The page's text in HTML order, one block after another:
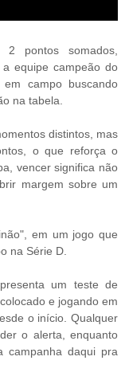
pontos somados,
equipe campeão do
campo buscando
na tabela.
distintos, mas
o que reforça o
vencer significa não
margem sobre um
em um jogo que
na Série D.
um teste de
e jogando em
o início. Qualquer
o alerta, enquanto
campanha daqui pra